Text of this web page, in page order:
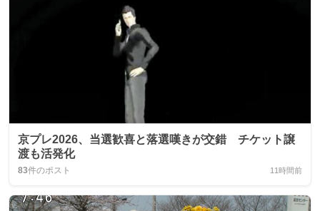
京プレ2026、当選歓喜と落選嘆きが交錯 チケット譲
渡も活発化
83件のポスト 11時間前